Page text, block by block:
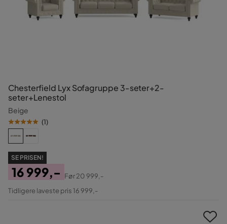
Chesterfield Lyx Sofagruppe 3-seter+2-
seter+Lenestol
Beige
(1)
SE PRISEN!
Pris
16 999,-
Original
Før20 999,-
Tidligere laveste pris 16 999,-